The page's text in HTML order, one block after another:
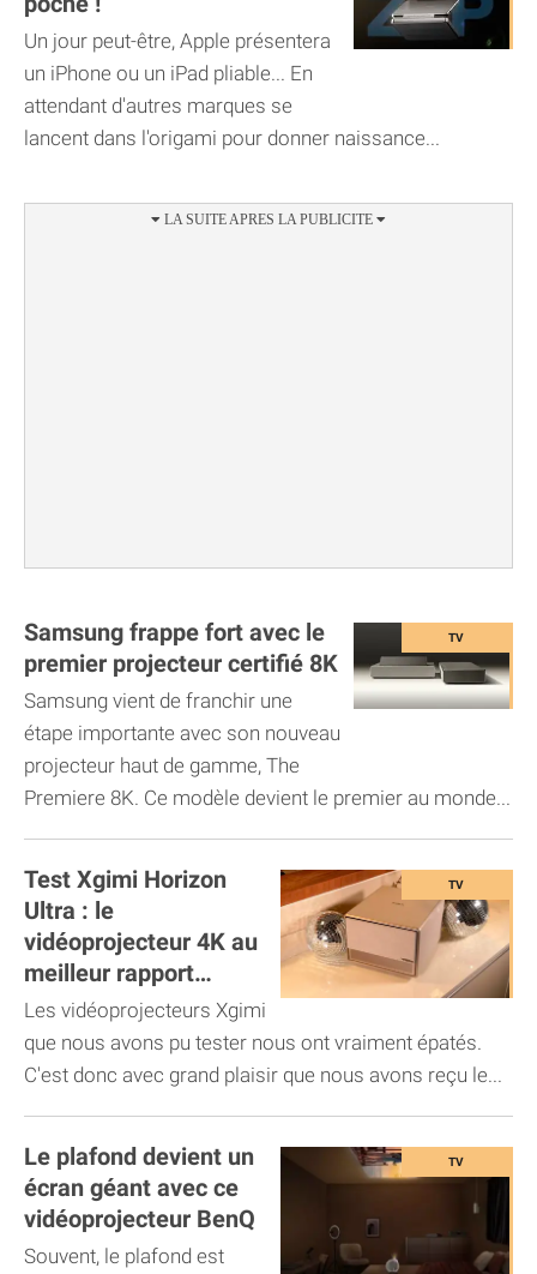
Un jour peut-être, Apple présentera
un iPhone ou un iPad pliable... En
attendant d'autres marques se
lancent dans l'origami pour donner naissance...
Samsung frappe fort avec le
premier projecteur certifié 8K
Samsung vient de franchir une
étape importante avec son nouveau
projecteur haut de gamme, The
Premiere 8K. Ce modèle devient le premier au monde...
Test Xgimi Horizon
Ultra : le
vidéoprojecteur 4K au
meilleur rapport
qualité/prix ?
Les vidéoprojecteurs Xgimi
que nous avons pu tester nous ont vraiment épatés.
C'est donc avec grand plaisir que nous avons reçu le...
Le plafond devient un
écran géant avec ce
vidéoprojecteur BenQ
Souvent, le plafond est